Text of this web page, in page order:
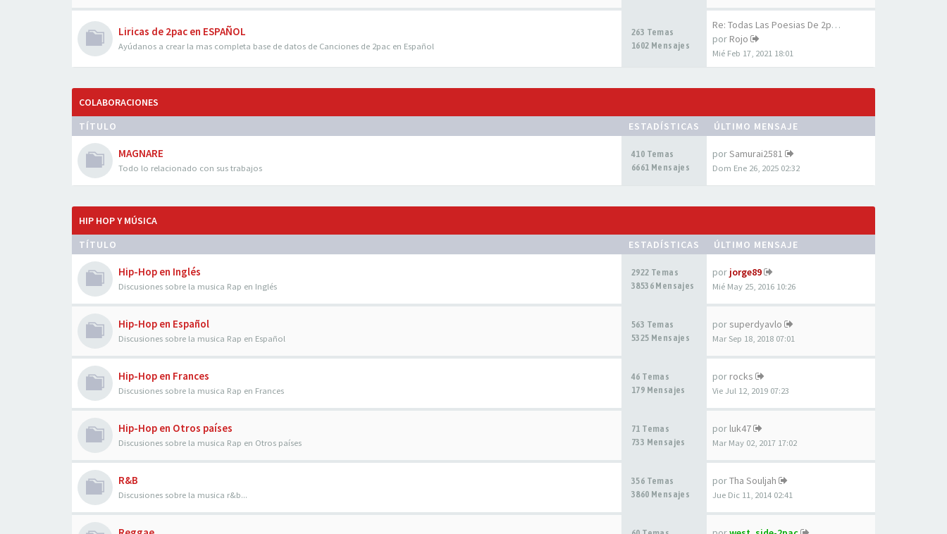
Liricas de 2pac en ESPAÑOL
Ayúdanos a crear la mas completa base de datos de Canciones de 2pac en Español
263 Temas
1602 Mensajes
Re: Todas Las Poesias De 2pac…
por Rojo
Mié Feb 17, 2021 18:01
COLABORACIONES
TÍTULO
ESTADÍSTICAS ÚLTIMO MENSAJE
MAGNARE
Todo lo relacionado con sus trabajos
410 Temas
6661 Mensajes
porSamurai2581
Dom Ene 26, 2025 02:32
HIP HOP Y MÚSICA
TÍTULO
ESTADÍSTICAS ÚLTIMO MENSAJE
Hip-Hop en Inglés
Discusiones sobre la musica Rap en Inglés
2922 Temas
38536 Mensajes
por jorge89
Mié May 25, 2016 10:26
Hip-Hop en Español
Discusiones sobre la musica Rap en Español
563 Temas
5325 Mensajes
por superdyavlo
Mar Sep 18, 2018 07:01
Hip-Hop en Frances
Discusiones sobre la musica Rap en Frances
46 Temas
179 Mensajes
por rocks
Vie Jul 12, 2019 07:23
Hip-Hop en Otros países
Discusiones sobre la musica Rap en Otros países
71 Temas
733 Mensajes
por luk47
Mar May 02, 2017 17:02
R&B
Discusiones sobre la musica r&b...
356 Temas
3860 Mensajes
porTha Souljah
Jue Dic 11, 2014 02:41